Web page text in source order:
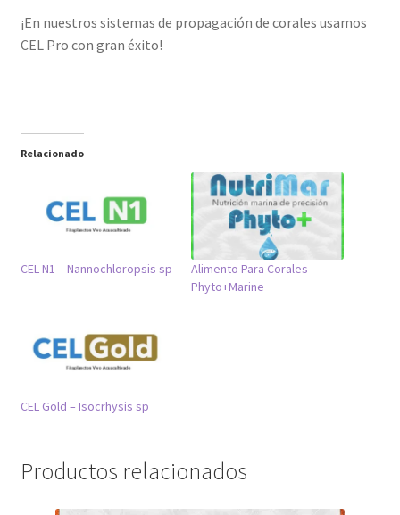
¡En nuestros sistemas de propagación de corales usamos
CEL Pro con gran éxito!
Relacionado
CEL N1 – Nannochloropsis sp
Alimento Para Corales –
Phyto+Marine
CEL Gold – Isocrhysis sp
Productos relacionados